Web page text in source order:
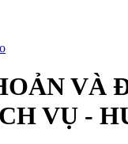
VÀ
VỤ -